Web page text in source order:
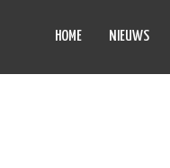
HOME NIEUWS